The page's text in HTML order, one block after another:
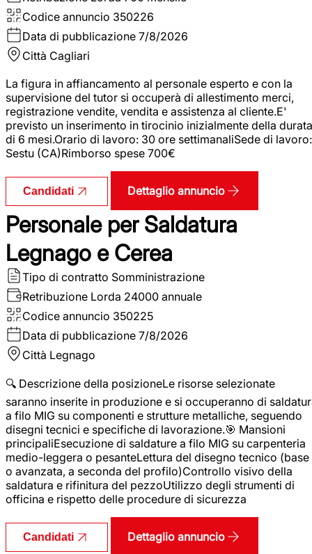
Codice annuncio 350226
Data di pubblicazione 7/8/2026
Città Cagliari
La figura in affiancamento al personale esperto e con la
supervisione del tutor si occuperà di allestimento merci,
registrazione vendite, vendita e assistenza al cliente.E'
previsto un inserimento in tirocinio inizialmente della durata
di 6 mesi.Orario di lavoro: 30 ore settimanaliSede di lavoro:
Sestu (CA)Rimborso spese 700€
Candidati Dettaglio annuncio
Personale per Saldatura
Legnago e Cerea
Tipo di contratto Somministrazione
Retribuzione Lorda 24000 annuale
Codice annuncio 350225
Data di pubblicazione 7/8/2026
Città Legnago
🔍 Descrizione della posizioneLe risorse selezionate
saranno inserite in produzione e si occuperanno di
a filo MIG su componenti e strutture metalliche, seguendo
disegni tecnici e specifiche di lavorazione.🎯 Mansioni
principaliEsecuzione di saldature a filo MIG su carpenteria
medio-leggera o pesanteLettura del disegno tecnico (base
o avanzata, a seconda del profilo)Controllo visivo della
saldatura e rifinitura del pezzoUtilizzo degli strumenti di
officina e rispetto delle procedure di sicurezza
Candidati Dettaglio annuncio